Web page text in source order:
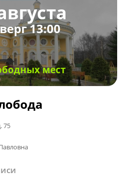
13:00
мест
75